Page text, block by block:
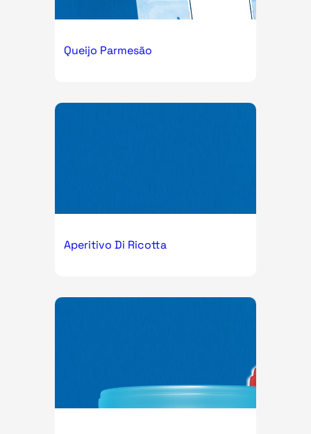
Queijo Parmesão
Aperitivo Di Ricotta